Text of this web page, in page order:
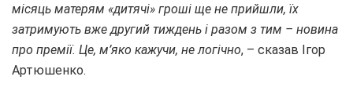
місяць матерям «дитячі» гроші ще не прийшли, їх
затримують вже другий тиждень і разом з тим – новина
про премії. Це, м’яко кажучи, не логічно, – сказав Ігор
Артюшенко.